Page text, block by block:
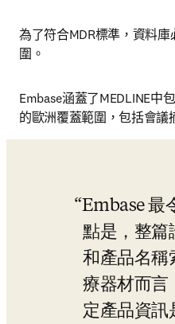
為了符合MDR標準，資料
圍。
Embase涵蓋了MEDLINE中
的歐洲覆蓋範圍，包括會議
Embase 最
點是，整篇
和產品名稱
療器材而言
定產品資訊